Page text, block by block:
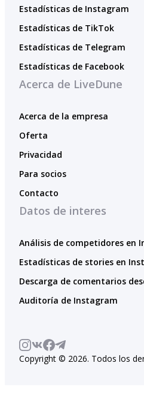
Estadísticas de Instagram
Estadísticas de TikTok
Estadísticas de Telegram
Estadísticas de Facebook
Acerca de LiveDune
Acerca de la empresa
Oferta
Privacidad
Para socios
Contacto
Datos de interes
Análisis de competidores en
Estadísticas de stories en
Descarga de comentarios
Auditoría de Instagram
Copyright © 2026. Todos los